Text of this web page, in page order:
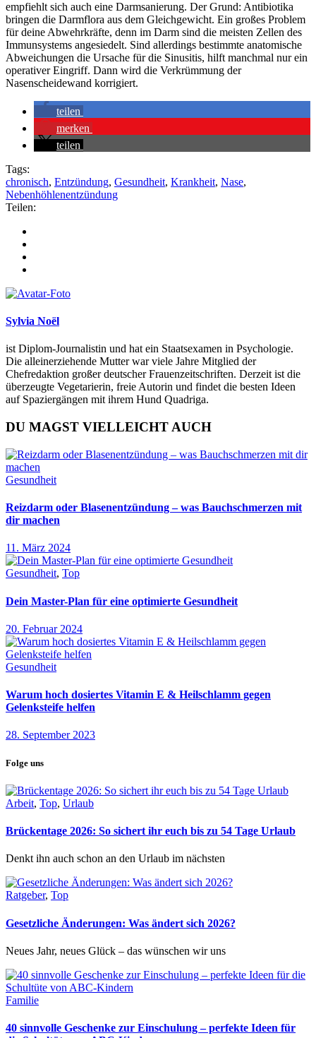
empfiehlt sich auch eine Darmsanierung. Der Grund: Antibiotika
bringen die Darmflora aus dem Gleichgewicht. Ein großes Problem
für deine Abwehrkräfte, denn im Darm sind die meisten Zellen des
Immunsystems angesiedelt. Sind allerdings bestimmte anatomische
Abweichungen die Ursache für die Sinusitis, hilft manchmal nur ein
operativer Eingriff. Dann wird die Verkrümmung der
Nasenscheidewand korrigiert.
teilen
merken
teilen
Tags:
chronisch, Entzündung, Gesundheit, Krankheit, Nase,
Nebenhöhlenentzündung
Teilen:
Sylvia Noël
ist Diplom-Journalistin und hat ein Staatsexamen in Psychologie.
Die alleinerziehende Mutter war viele Jahre Mitglied der
Chefredaktion großer deutscher Frauenzeitschriften. Derzeit ist die
überzeugte Vegetarierin, freie Autorin und findet die besten Ideen
auf Spaziergängen mit ihrem Hund Quadriga.
DU MAGST VIELLEICHT AUCH
Gesundheit
Reizdarm oder Blasenentzündung – was Bauchschmerzen mit
dir machen
11. März 2024
Gesundheit, Top
Dein Master-Plan für eine optimierte Gesundheit
20. Februar 2024
Gesundheit
Warum hoch dosiertes Vitamin E & Heilschlamm gegen
Gelenksteife helfen
28. September 2023
Folge uns
Arbeit, Top, Urlaub
Brückentage 2026: So sichert ihr euch bis zu 54 Tage Urlaub
Denkt ihn auch schon an den Urlaub im nächsten
Ratgeber, Top
Gesetzliche Änderungen: Was ändert sich 2026?
Neues Jahr, neues Glück – das wünschen wir uns
Familie
40 sinnvolle Geschenke zur Einschulung – perfekte Ideen für